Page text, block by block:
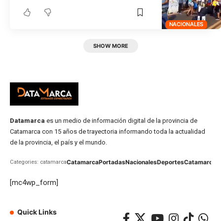
NACIONALES
SHOW MORE
Datamarca es un medio de información digital de la provincia de
Catamarca con 15 años de trayectoria informando toda la actualidad
de la provincia, el país y el mundo.
Categories: catamarcaCatamarcaPortadasNacionalesDeportesCatamarca
[mc4wp_form]
Quick Links